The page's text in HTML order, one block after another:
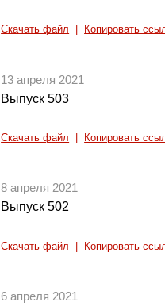
Скачать файл Копировать
13 апреля 2021
Выпуск 503
Скачать файл Копировать
8 апреля 2021
Выпуск 502
Скачать файл Копировать
6 апреля 2021